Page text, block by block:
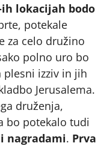
ih lokacijah bodo
potekale
za celo družino
polno uro bo
plesni izziv in jih
Jerusalema.
druženja,
bo potekalo tudi
nagradami. Prva